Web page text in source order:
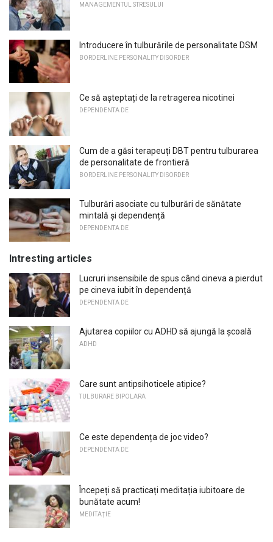
MANAGEMENTUL STRESULUI
Introducere în tulburările de personalitate DSM
BORDERLINE PERSONALITY DISORDER
Ce să așteptați de la retragerea nicotinei
DEPENDENTA DE
Cum de a găsi terapeuți DBT pentru tulburarea
de personalitate de frontieră
BORDERLINE PERSONALITY DISORDER
Tulburări asociate cu tulburări de sănătate
mintală și dependență
DEPENDENTA DE
Intresting articles
Lucruri insensibile de spus când cineva a pierdut
pe cineva iubit în dependență
DEPENDENTA DE
Ajutarea copiilor cu ADHD să ajungă la școală
ADHD
Care sunt antipsihoticele atipice?
TULBURARE BIPOLARA
Ce este dependența de joc video?
DEPENDENTA DE
Începeți să practicați meditația iubitoare de
bunătate acum!
MEDITAŢIE